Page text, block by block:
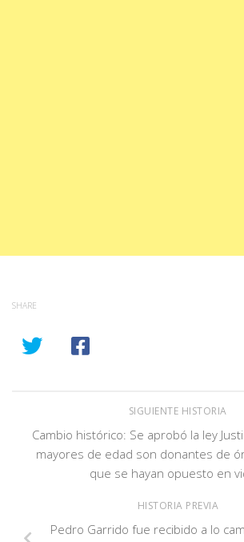
SHARE
SIGUIENTE HISTORIA
Cambio histórico: Se aprobó la ley
mayores de edad son donantes de
que se hayan opuesto en
HISTORIA PREVIA
Pedro Garrido fue recibido a lo